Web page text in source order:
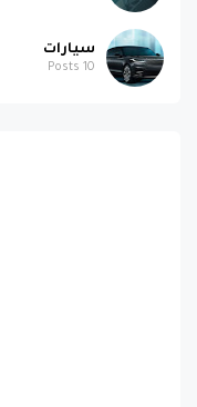
سيارات
10